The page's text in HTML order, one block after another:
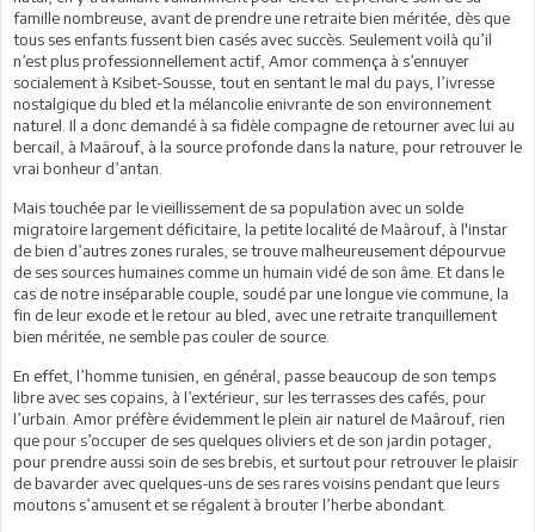
famille nombreuse, avant de prendre une retraite bien méritée, dès que
tous ses enfants fussent bien casés avec succès. Seulement voilà qu’il
n’est plus professionnellement actif, Amor commença à s’ennuyer
socialement à Ksibet-Sousse, tout en sentant le mal du pays, l’ivresse
nostalgique du bled et la mélancolie enivrante de son environnement
naturel. Il a donc demandé à sa fidèle compagne de retourner avec lui au
bercail, à Maârouf, à la source profonde dans la nature, pour retrouver le
vrai bonheur d’antan.
Mais touchée par le vieillissement de sa population avec un solde
migratoire largement déficitaire, la petite localité de Maârouf, à l'instar
de bien d’autres zones rurales, se trouve malheureusement dépourvue
de ses sources humaines comme un humain vidé de son âme. Et dans le
cas de notre inséparable couple, soudé par une longue vie commune, la
fin de leur exode et le retour au bled, avec une retraite tranquillement
bien méritée, ne semble pas couler de source.
En effet, l’homme tunisien, en général, passe beaucoup de son temps
libre avec ses copains, à l’extérieur, sur les terrasses des cafés, pour
l’urbain. Amor préfère évidemment le plein air naturel de Maârouf, rien
que pour s’occuper de ses quelques oliviers et de son jardin potager,
pour prendre aussi soin de ses brebis, et surtout pour retrouver le plaisir
de bavarder avec quelques-uns de ses rares voisins pendant que leurs
moutons s’amusent et se régalent à brouter l’herbe abondant.